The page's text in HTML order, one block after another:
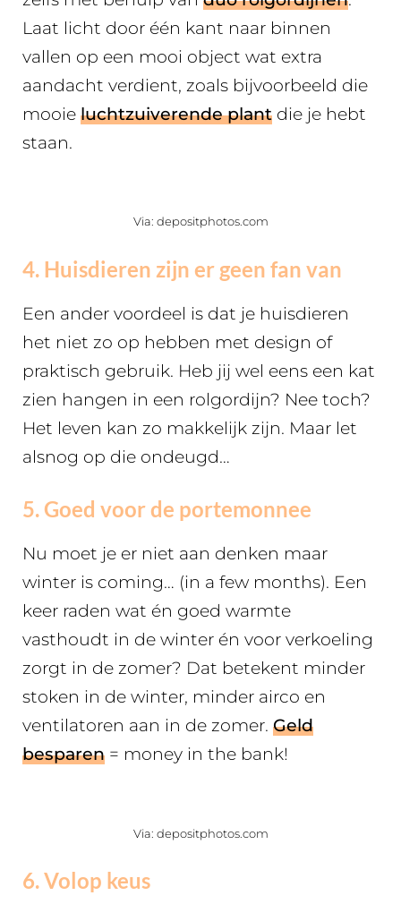
Laat licht door één kant naar binnen
vallen op een mooi object wat extra
aandacht verdient, zoals bijvoorbeeld die
mooie luchtzuiverende plant die je hebt
staan.
Via: depositphotos.com
4. Huisdieren zijn er geen fan van
Een ander voordeel is dat je huisdieren
het niet zo op hebben met design of
praktisch gebruik. Heb jij wel eens een kat
zien hangen in een rolgordijn? Nee toch?
Het leven kan zo makkelijk zijn. Maar let
alsnog op die ondeugd…
5. Goed voor de portemonnee
Nu moet je er niet aan denken maar
winter is coming… (in a few months). Een
keer raden wat én goed warmte
vasthoudt in de winter én voor verkoeling
zorgt in de zomer? Dat betekent minder
stoken in de winter, minder airco en
ventilatoren aan in de zomer. Geld
besparen = money in the bank!
Via: depositphotos.com
6. Volop keus